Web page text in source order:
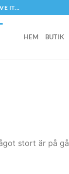
IT...
HEM BUTIK
stort är på